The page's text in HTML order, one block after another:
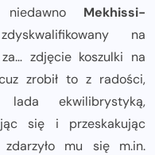
niedawno Mekhissi-
na
zdjęcie koszulki na
zrobił to z radości,
ekwilibrystyką,
się i przeskakując
zdarzyło mu się m.in.